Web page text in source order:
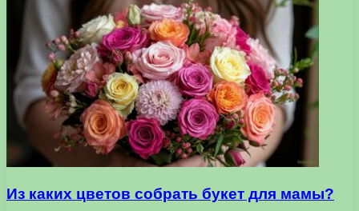
Из каких цветов собрать букет для мамы?